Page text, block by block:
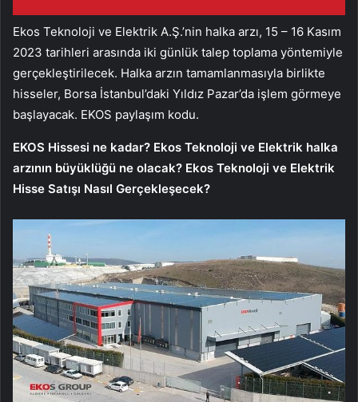
Ekos Teknoloji ve Elektrik A.Ş.’nin halka arzı, 15 – 16 Kasım
2023 tarihleri ​​arasında iki günlük talep toplama yöntemiyle
gerçekleştirilecek. Halka arzın tamamlanmasıyla birlikte
hisseler, Borsa İstanbul’daki Yıldız Pazar’da işlem görmeye
başlayacak. EKOS paylaşım kodu.
EKOS Hissesi ne kadar? Ekos Teknoloji ve Elektrik halka
arzının büyüklüğü ne olacak? Ekos Teknoloji ve Elektrik
Hisse Satışı Nasıl Gerçekleşecek?